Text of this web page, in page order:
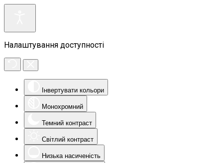
Налаштування доступності
Інвертувати кольори
Монохромний
Темний контраст
Світлий контраст
Низька насиченість